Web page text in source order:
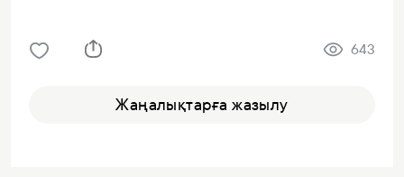
643
Жаңалықтарға жазылу